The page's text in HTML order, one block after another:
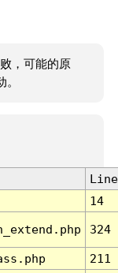
，可能的原
Line
14
324
211